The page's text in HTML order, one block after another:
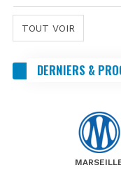
TOUT VOIR
DERNIERS &